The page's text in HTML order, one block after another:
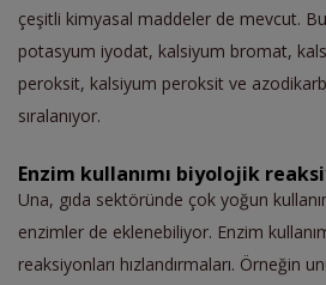
çeşitli kimyasal maddeler de mevcut.
potasyum iyodat, kalsiyum bromat,
peroksit, kalsiyum peroksit ve
sıralanıyor.
Enzim kullanımı biyolojik
Una, gıda sektöründe çok yoğun
enzimler de eklenebiliyor. Enzim
reaksiyonları hızlandırmaları. Örneğin